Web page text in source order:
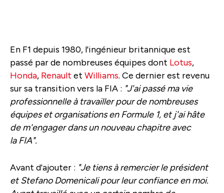
En F1 depuis 1980, l'ingénieur britannique est
passé par de nombreuses équipes dont Lotus,
Honda, Renault et Williams. Ce dernier est revenu
sur sa transition vers la FIA : "J'ai passé ma vie
professionnelle à travailler pour de nombreuses
équipes et organisations en Formule 1, et j'ai hâte
de m'engager dans un nouveau chapitre avec
la FIA".
Avant d'ajouter : "Je tiens à remercier le président
et Stefano Domenicali pour leur confiance en moi.